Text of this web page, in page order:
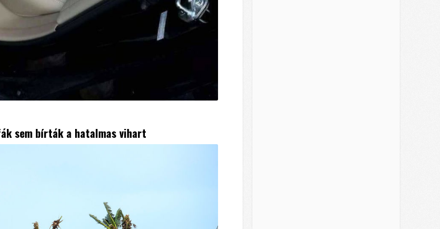
sem bírták a hatalmas vihart